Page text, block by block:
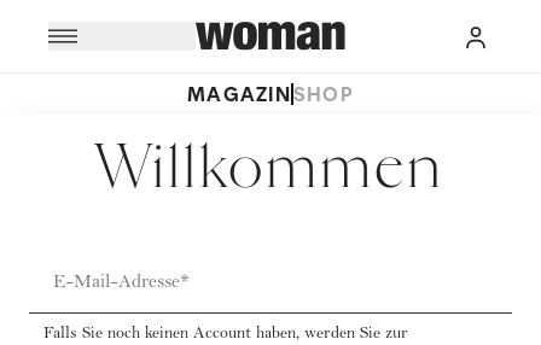
MAGAZINSHOP
Willkommen
E-Mail-Adresse*
Falls Sie noch keinen Account haben, werden Sie zur